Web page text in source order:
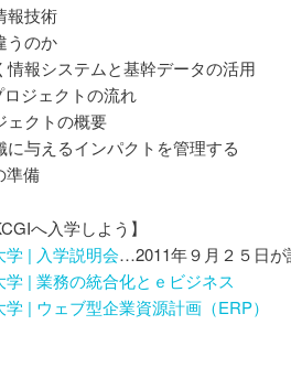
報技術
うのか
報システムと基幹データの活用
ジェクトの流れ
クトの概要
与えるインパクトを管理する
準備
へ入学しよう】
| 入学説明会…2011年９月２５日が
| 業務の統合化とｅビジネス
| ウェブ型企業資源計画（ERP）